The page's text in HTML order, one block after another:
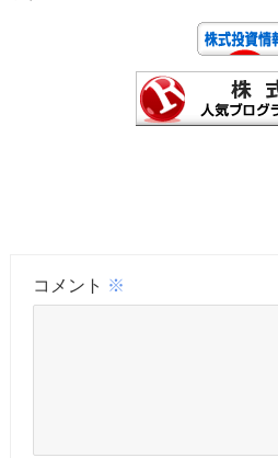
コメント ※